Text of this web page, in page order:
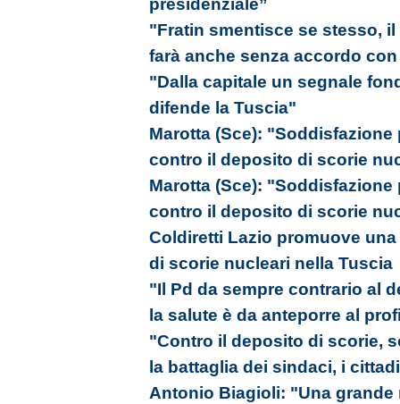
"Fratin smentisce se stesso,
farà anche senza accordo
"Dalla capitale un segnale
difende la Tuscia"
Marotta (Sce):
contro il deposito di scorie
Marotta (Sce):
contro il deposito di scorie
Coldiretti Lazio promuove
di scorie nucleari nella Tuscia
"Il Pd da sempre contrario al
la salute è da anteporre al
"Contro il deposito di scorie,
la battaglia dei sindaci, i
Antonio Biagioli: "Una